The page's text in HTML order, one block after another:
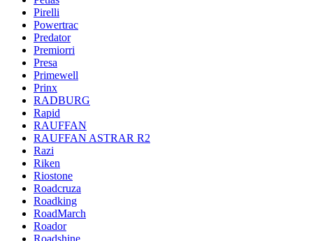
Pirelli
Powertrac
Predator
Premiorri
Presa
Primewell
Prinx
RADBURG
Rapid
RAUFFAN
RAUFFAN ASTRAR R2
Razi
Riken
Riostone
Roadcruza
Roadking
RoadMarch
Roador
Roadshine